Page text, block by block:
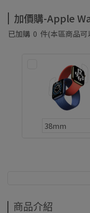
加價購-Apple
已加購 0 件(本區商品可
商品介紹